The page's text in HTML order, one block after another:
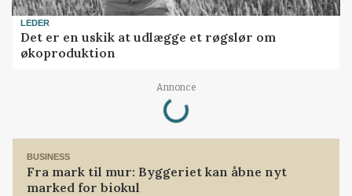
LEDER
Det er en uskik at udlægge et røgslør om
økoproduktion
Annonce
Loading...
BUSINESS
Fra mark til mur: Byggeriet kan åbne nyt
marked for biokul